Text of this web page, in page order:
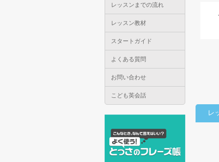
レッスンまでの流れ
レッスン教材
スタートガイド
よくある質問
お問い合わせ
こども英会話
レ